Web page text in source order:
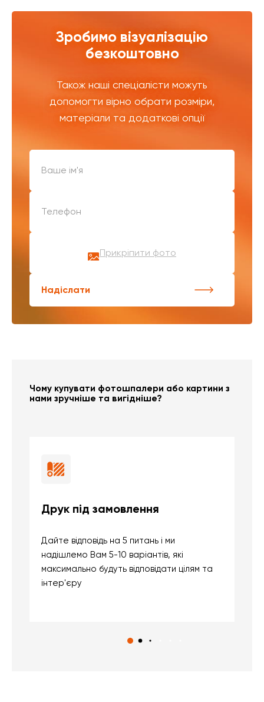
Зробимо візуалізацію
безкоштовно
Також наші спеціалісти можуть
допомогти вірно обрати розміри,
матеріали та додаткові опції
Прикріпити фото
Надіслати
Чому купувати фотошпалери або картини з
нами зручніше та вигідніше?
Друк під замовлення
Дайте відповідь на 5 питань і ми
надішлемо Вам 5-10 варіантів, які
максимально будуть відповідати цілям та
інтер'єру